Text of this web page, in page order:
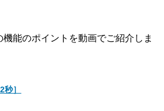
機能のポイントを動画でご紹介しま
］